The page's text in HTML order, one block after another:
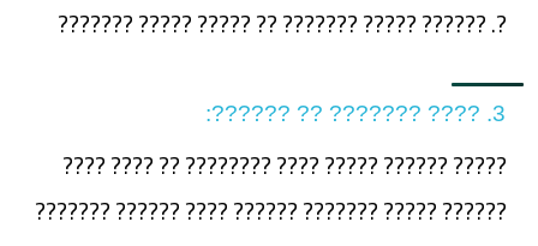
?. ?????? ????? ??????? ?? ????? ????? ???????
3. ???? ??????? ?? ??????:
????? ?????? ????? ???? ???????? ?? ???? ????
?????? ????? ??????? ?????? ???? ?????? ???????